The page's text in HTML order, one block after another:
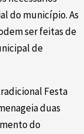
do município. As
ser feitas de
de
Festa
duas
do